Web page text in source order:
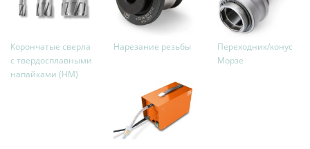
Корончатые сверла
с твердосплавными
напайками (HM)
Нарезание резьбы
Переходник/конус
Морзе